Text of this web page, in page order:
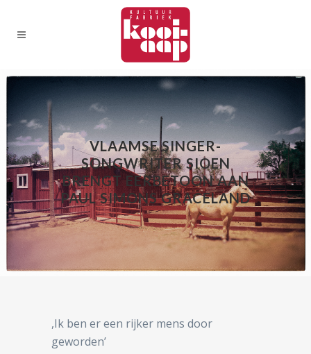
VLAAMSE SINGER-
SONGWRITER SIOEN
BRENGT EERBETOON AAN
PAUL SIMONS GRACELAND
,Ik ben er een rijker mens door
geworden’